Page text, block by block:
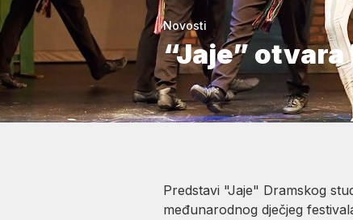
Novosti
“Jaje”
Predstavi "Jaje" Dramskog
međunarodnog dječjeg